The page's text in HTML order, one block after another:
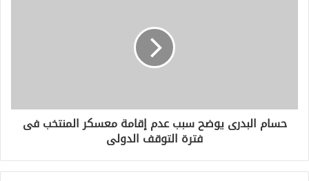
حسام البدرى يوضح سبب عدم إقامة معسكر المنتخب فى
فترة التوقف الدولى